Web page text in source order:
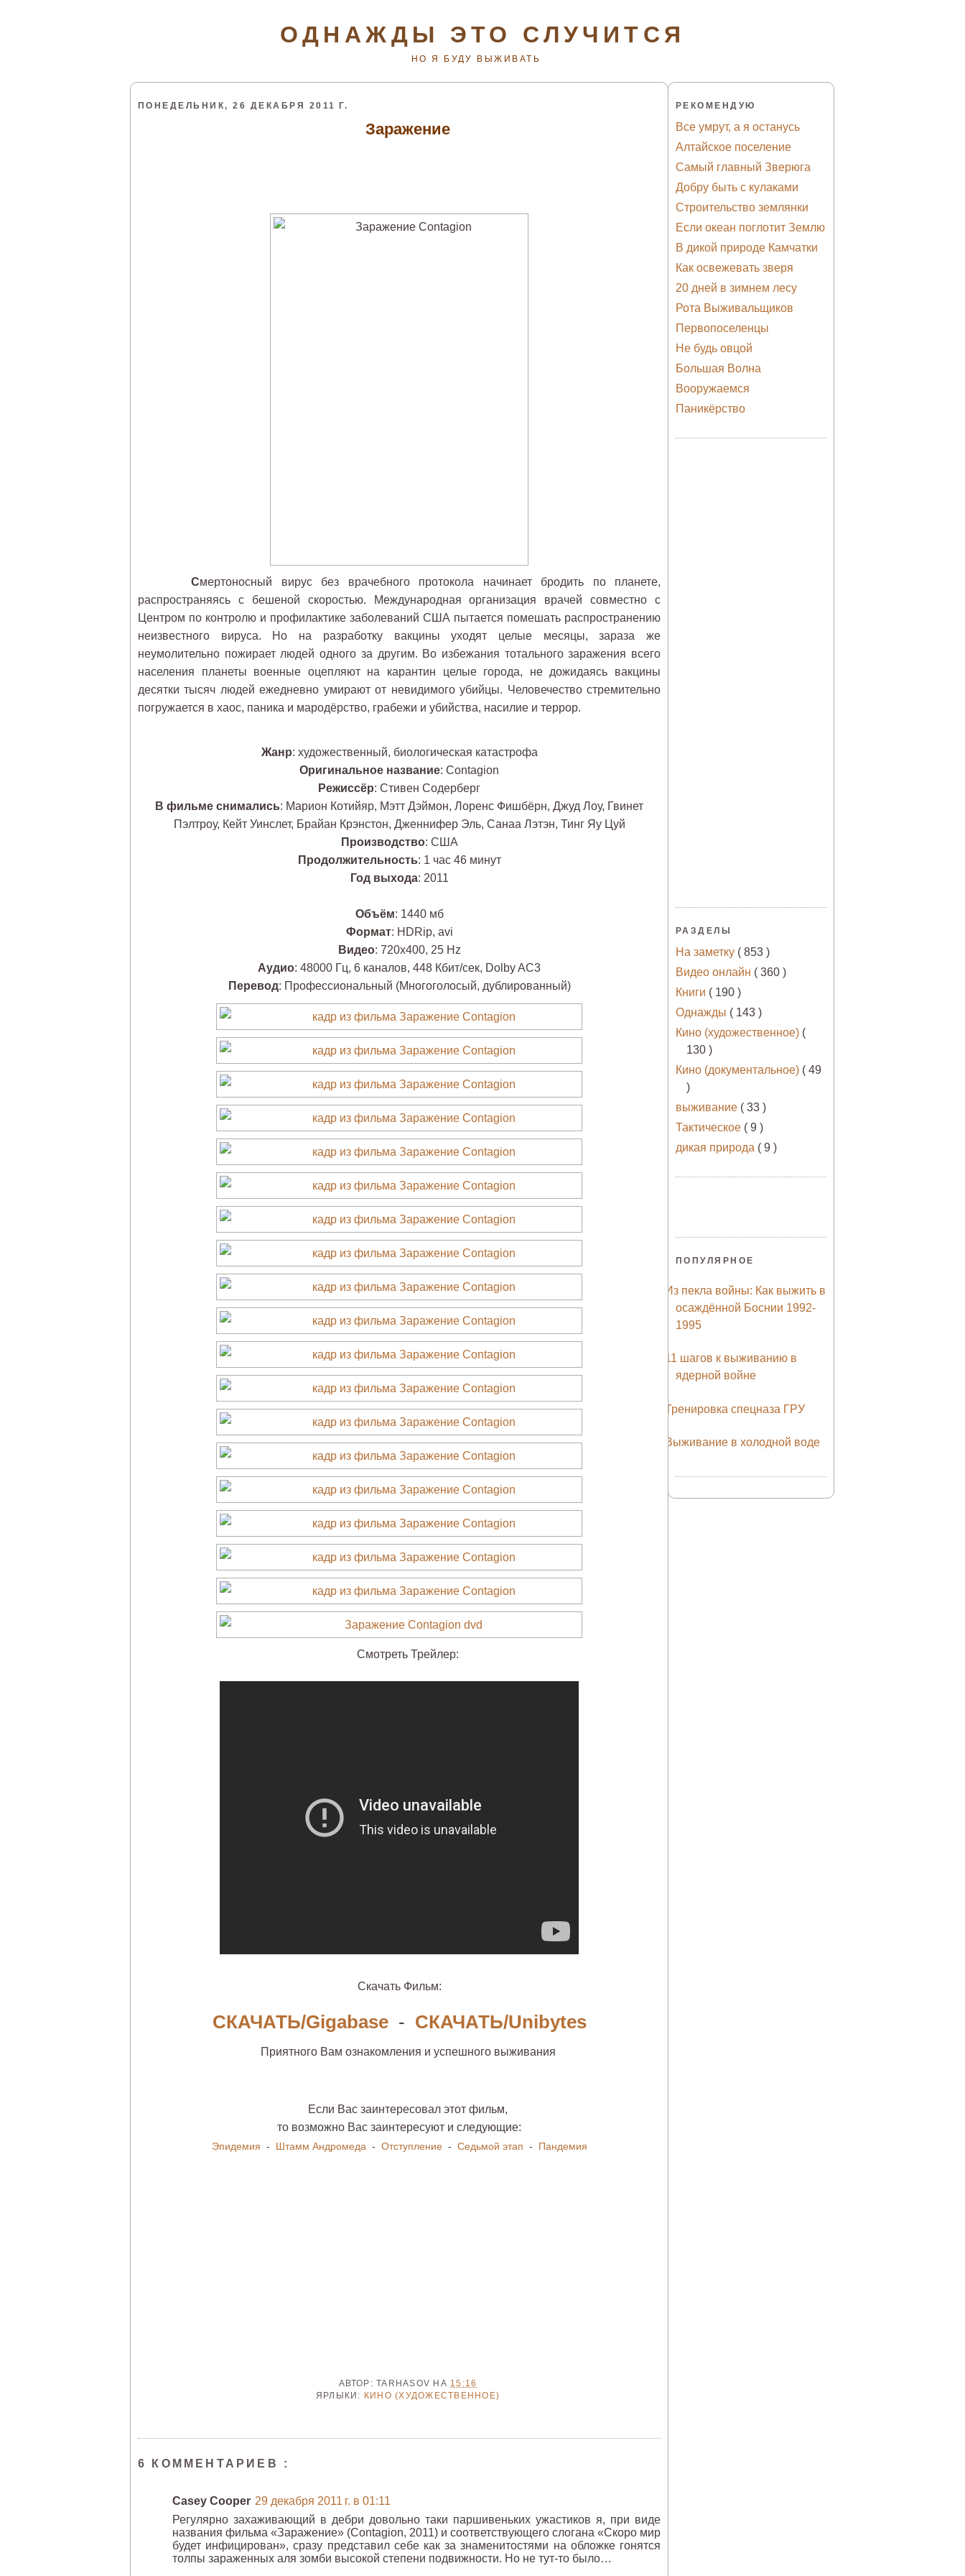
ОДНАЖДЫ ЭТО СЛУЧИТСЯ
НО Я БУДУ ВЫЖИВАТЬ
ПОНЕДЕЛЬНИК, 26 ДЕКАБРЯ 2011 Г.
Заражение
Смертоносный вирус без врачебного протокола начинает бродить по планете,
распространяясь с бешеной скоростью. Международная организация врачей совместно с
Центром по контролю и профилактике заболеваний США пытается помешать распространению
неизвестного вируса. Но на разработку вакцины уходят целые месяцы, зараза же
неумолительно пожирает людей одного за другим. Во избежания тотального заражения всего
населения планеты военные оцепляют на карантин целые города, не дожидаясь вакцины
десятки тысяч людей ежедневно умирают от невидимого убийцы. Человечество стремительно
погружается в хаос, паника и мародёрство, грабежи и убийства, насилие и террор.
Жанр: художественный, биологическая катастрофа
Оригинальное название: Contagion
Режиссёр: Стивен Содерберг
В фильме снимались: Марион Котийяр, Мэтт Дэймон, Лоренс Фишбёрн, Джуд Лоу, Гвинет
Пэлтроу, Кейт Уинслет, Брайан Крэнстон, Дженнифер Эль, Санаа Лэтэн, Тинг Яу Цуй
Производство: США
Продолжительность: 1 час 46 минут
Год выхода: 2011
Объём: 1440 мб
Формат: HDRip, avi
Видео: 720х400, 25 Hz
Аудио: 48000 Гц, 6 каналов, 448 Кбит/сек, Dolby AC3
Перевод: Профессиональный (Многоголосый, дублированный)
Смотреть Трейлер:
Скачать Фильм:
СКАЧАТЬ/Gigabase- СКАЧАТЬ/Unibytes
Приятного Вам ознакомления и успешного выживания
Если Вас заинтересовал этот фильм,
то возможно Вас заинтересуют и следующие:
Эпидемия - Штамм Андромеда - Отступление- Седьмой этап - Пандемия
АВТОР:TARHASOV НА 15:16
ЯРЛЫКИ: КИНО (ХУДОЖЕСТВЕННОЕ)
6 КОММЕНТАРИЕВ :
Casey Cooper 29 декабря 2011 г. в 01:11
Регулярно захаживающий в дебри довольно таки паршивеньких ужастиков я, при виде
названия фильма «Заражение» (Contagion, 2011) и соответствующего слогана «Скоро мир
будет инфицирован», сразу представил себе как за знаменитостями на обложке гонятся
толпы зараженных аля зомби высокой степени подвижности. Но не тут-то было…
РЕКОМЕНДУЮ
Все умрут, а я останусь
Алтайское поселение
Самый главный Зверюга
Добру быть с кулаками
Строительство землянки
Если океан поглотит Землю
В дикой природе Камчатки
Как освежевать зверя
20 дней в зимнем лесу
Рота Выживальщиков
Первопоселенцы
Не будь овцой
Большая Волна
Вооружаемся
Паникёрство
РАЗДЕЛЫ
На заметку ( 853 )
Видео онлайн ( 360 )
Книги ( 190 )
Однажды ( 143 )
Кино (художественное) (
130 )
Кино (документальное) ( 49
)
выживание ( 33 )
Тактическое ( 9 )
дикая природа ( 9 )
ПОПУЛЯРНОЕ
Из пекла войны: Как выжить в
осаждённой Боснии 1992-
1995
11 шагов к выживанию в
ядерной войне
Тренировка спецназа ГРУ
Выживание в холодной воде